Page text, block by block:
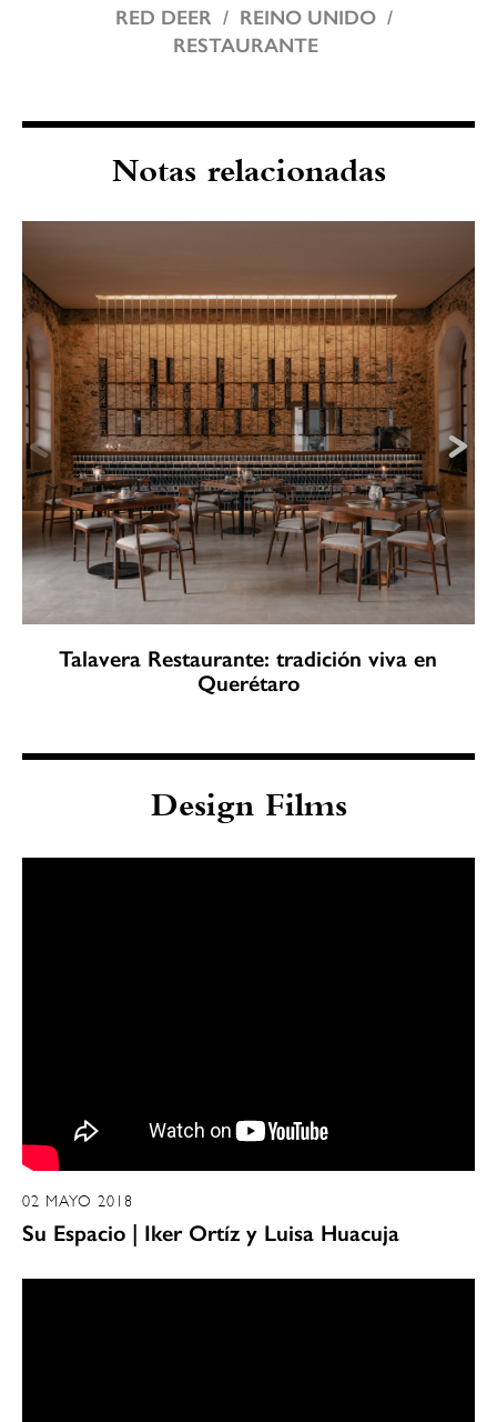
RED DEER
REINO UNIDO
RESTAURANTE
Notas relacionadas
Talavera Restaurante: tradición viva en
Querétaro
Design Films
02 MAYO 2018
Su Espacio | Iker Ortíz y Luisa Huacuja